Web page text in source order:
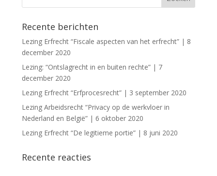
Recente berichten
Lezing Erfrecht “Fiscale aspecten van het erfrecht” | 8
december 2020
Lezing: “Ontslagrecht in en buiten rechte” | 7
december 2020
Lezing Erfrecht “Erfprocesrecht” | 3 september 2020
Lezing Arbeidsrecht “Privacy op de werkvloer in
Nederland en België” | 6 oktober 2020
Lezing Erfrecht “De legitieme portie” | 8 juni 2020
Recente reacties